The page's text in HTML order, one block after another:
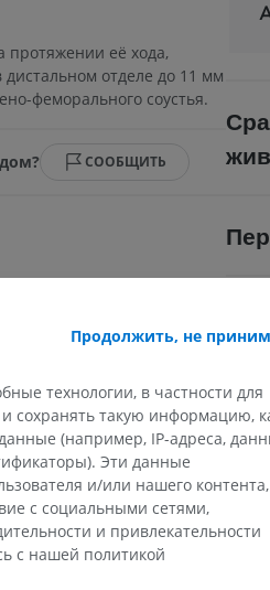
протяжении её хода,
отделе до 11 мм
феморального соустья.
СООБЩИТЬ
КОНЕЧНОСТЬ
Нижняя конечность
Иллюстрации
ПРЕМИУМ
нижней конечности
Рентгенограммы
БЕСПЛАТНО
Продолжить, не
технологии, в частности для
сохранять такую информацию,
(например, IP-адреса,
Эти данные
и/или нашего контента,
с социальными сетями,
и привлекательности
с нашей политикой